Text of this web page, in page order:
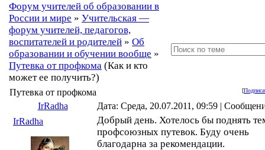
Форум учителей об образовании в
России и мире » Учительская —
форум учителей, педагогов,
воспитателей и родителей » Об
образовании и обучении вообще »
Путевка от профкома (Как и кто
может ее получить?)
[
Путевка от профкома
IrRadha
Дата: Среда, 20.07.2011, 09:59 |
IrRadha
Добрый день. Хотелось бы поднять
профсоюзных путевок. Буду очень
благодарна за рекомендации.